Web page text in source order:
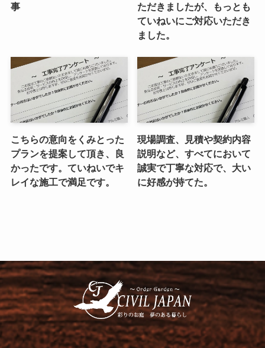
事
ただきましたが、もっとも
ていねいにご対応いただき
ました。
こちらの意向をくみとった
プランを提案して頂き、良
かったです。ていねいでキ
レイな施工で満足です。
現場調査、見積や契約内容
説明など、すべてにおいて
誠実で丁寧な対応で、大い
に好感が持てた。